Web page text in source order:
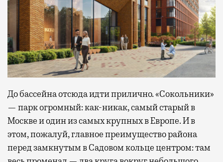
До бассейна отсюда идти прилично. «Сокольники»
— парк огромный: как-никак, самый старый в
Москве и один из самых крупных в Европе. И в
этом, пожалуй, главное преимущество района
перед замкнутым в Садовом кольце центром: там